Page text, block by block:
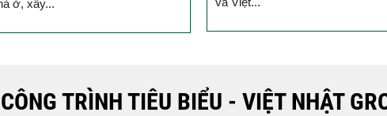
ở, xây...
CÔNG TRÌNH TIÊU BIỂU - VIỆT NHẬT